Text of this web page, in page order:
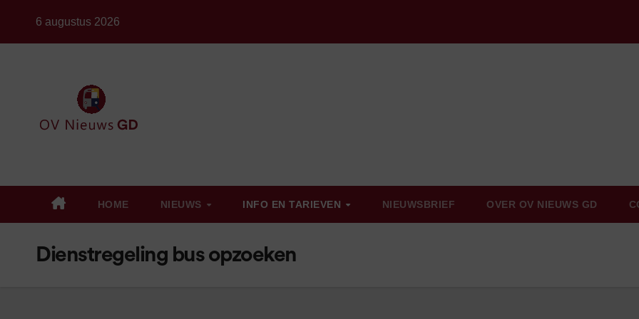
6 augustus 2026
HOME NIEUWS INFO EN TARIEVEN NIEUWSBRIEF OVER OV NIEUWS GD
Dienstregeling bus opzoeken